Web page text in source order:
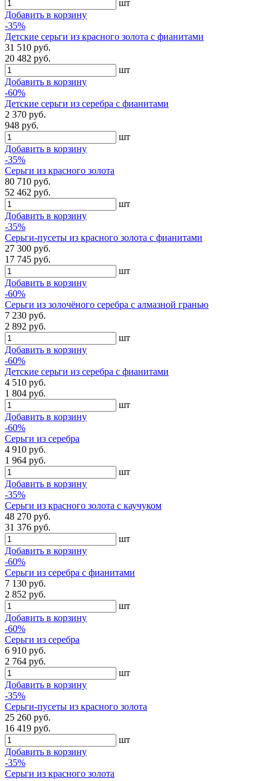
шт
Добавить в корзину
-35%
Детские серьги из красного золота с фианитами
31 510 руб.
20 482 руб.
шт
Добавить в корзину
-60%
Детские серьги из серебра с фианитами
2 370 руб.
948 руб.
шт
Добавить в корзину
-35%
Серьги из красного золота
80 710 руб.
52 462 руб.
шт
Добавить в корзину
-35%
Серьги-пусеты из красного золота с фианитами
27 300 руб.
17 745 руб.
шт
Добавить в корзину
-60%
Серьги из золочёного серебра с алмазной гранью
7 230 руб.
2 892 руб.
шт
Добавить в корзину
-60%
Детские серьги из серебра с фианитами
4 510 руб.
1 804 руб.
шт
Добавить в корзину
-60%
Серьги из серебра
4 910 руб.
1 964 руб.
шт
Добавить в корзину
-35%
Серьги из красного золота с каучуком
48 270 руб.
31 376 руб.
шт
Добавить в корзину
-60%
Серьги из серебра с фианитами
7 130 руб.
2 852 руб.
шт
Добавить в корзину
-60%
Серьги из серебра
6 910 руб.
2 764 руб.
шт
Добавить в корзину
-35%
Серьги-пусеты из красного золота
25 260 руб.
16 419 руб.
шт
Добавить в корзину
-35%
Серьги из красного золота